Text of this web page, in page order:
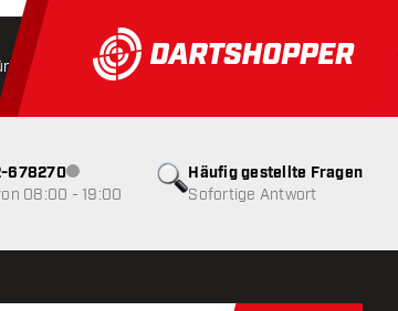
Kunden Produkte auf Lager, Versand
Häufig gestellte Fragen
Sofortige Antwort
678270Kundenservice nicht verfügbar
08:00 - 19:00